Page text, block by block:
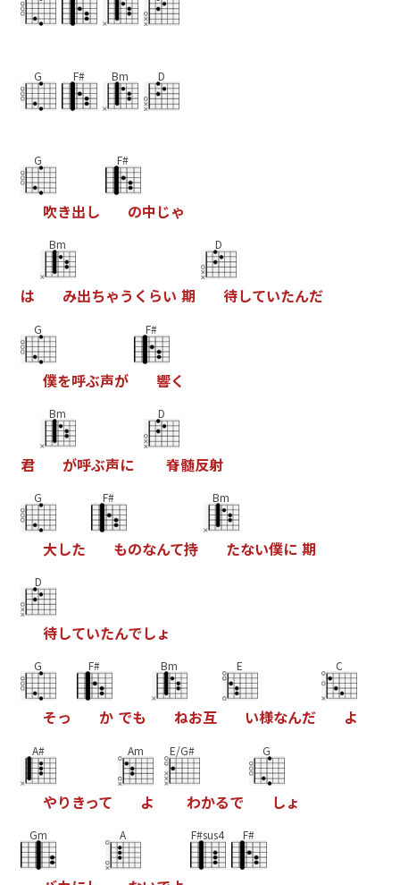
G F# Bm D
G
吹き出し
F#
の中 じゃ
は
Bm
み出ちゃう く らい 期
D
待していたんだ
G
僕を呼ぶ声が
F#
響く
君
Bm
が呼ぶ声に
D
脊髄反射
G
大した
F#
ものなんて持
Bm
たない僕に 期
D
待していたんでしょ
G
そっ
F#
か でも
Bm
ねお互
E
い様なんだ
C
よ
A#
やり きって
Am
よ
E/G#
わかるで
G
しょ
Gm A F#sus4 F#